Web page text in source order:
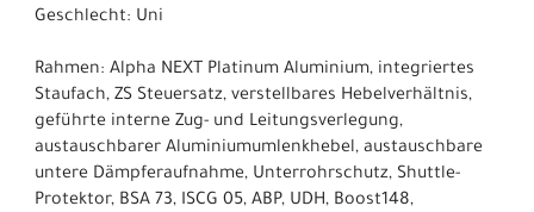
Geschlecht: Uni
Rahmen: Alpha NEXT Platinum Aluminium, integriertes
Staufach, ZS Steuersatz, verstellbares Hebelverhältnis,
geführte interne Zug- und Leitungsverlegung,
austauschbarer Aluminiumumlenkhebel, austauschbare
untere Dämpferaufnahme, Unterrohrschutz, Shuttle-
Protektor, BSA 73, ISCG 05, ABP, UDH, Boost148,